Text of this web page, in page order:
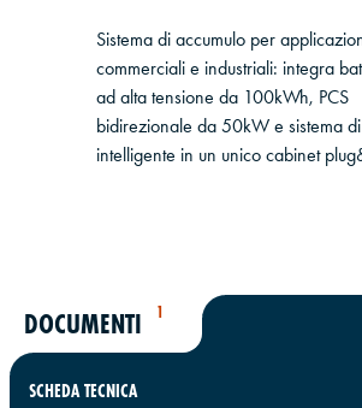
Sistema di accumulo per
commerciali e industriali: integra
ad alta tensione da 100kWh, PCS
bidirezionale da 50kW e sistema
intelligente in un unico cabinet
DOCUMENTI 1
SCHEDA TECNICA